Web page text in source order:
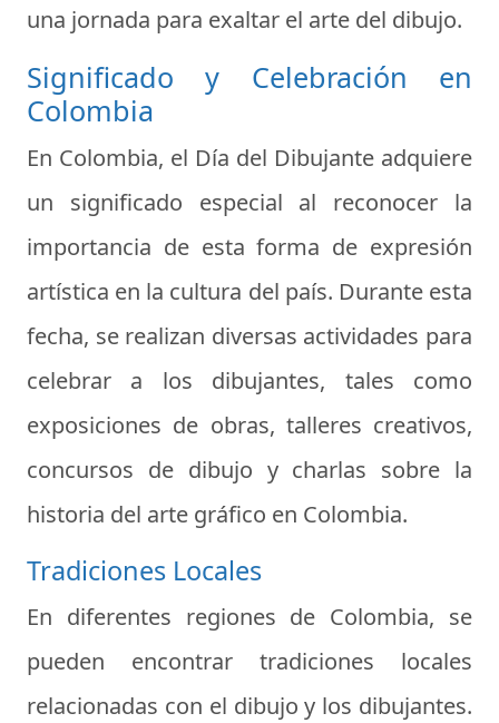
una jornada para exaltar el arte del dibujo.
Significado y Celebración en
Colombia
En Colombia, el Día del Dibujante adquiere
un significado especial al reconocer la
importancia de esta forma de expresión
artística en la cultura del país. Durante esta
fecha, se realizan diversas actividades para
celebrar a los dibujantes, tales como
exposiciones de obras, talleres creativos,
concursos de dibujo y charlas sobre la
historia del arte gráfico en Colombia.
Tradiciones Locales
En diferentes regiones de Colombia, se
pueden encontrar tradiciones locales
relacionadas con el dibujo y los dibujantes.